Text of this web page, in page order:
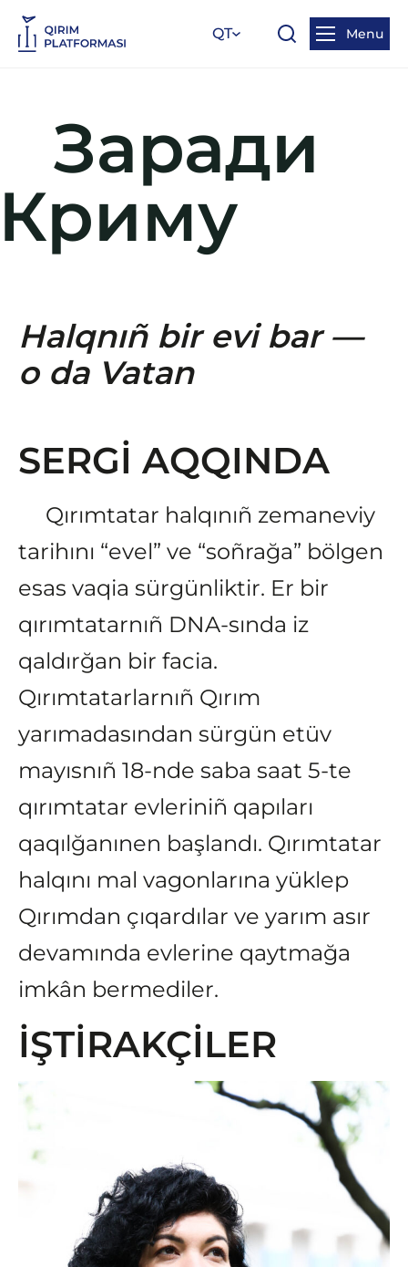
QT Menu
Заради
Halqnıñ bir evi bar —
o da Vatan
SERGİ AQQINDA
Qırımtatar halqınıñ zemaneviy
tarihını “evel” ve “soñrağa” bölgen
esas vaqia sürgünliktir. Er bir
qırımtatarnıñ DNA-sında iz
qaldırğan bir facia.
Qırımtatarlarnıñ Qırım
yarımadasından sürgün etüv
mayısnıñ 18-nde saba saat 5-te
qırımtatar evleriniñ qapıları
qaqılğanınen başlandı. Qırımtatar
halqını mal vagonlarına yüklep
Qırımdan çıqardılar ve yarım asır
devamında evlerine qaytmağa
imkân bermediler.
İŞTİRAKÇİLER